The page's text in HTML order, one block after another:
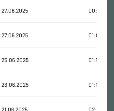
27.06.2025 00:47:42
27.06.2025 01:09:14
25.06.2025 01:14:14
23.06.2025 01:18:29
21.06.2025 02:14:53